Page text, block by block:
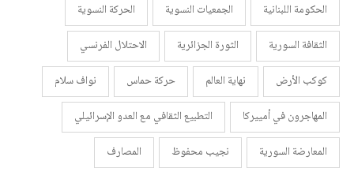
الحكومة اللبنانية
الجمعيات النسوية
الحركة النسوية
الثقافة السورية
الثورة الجزائرية
الاحتلال الفرنسي
كوكب الأرض
نهاية العالم حركة حماس
نواف سلام
المهاجرون في أمييركا
التطبيع الثقافي مع العدو الإسرائيلي
المعارضة السورية
نجيب محفوظ
المصارف